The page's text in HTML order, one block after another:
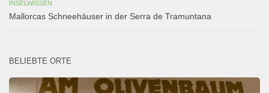
INSELWISSEN
Mallorcas Schneehäuser in der Serra de Tramuntana
BELIEBTE ORTE